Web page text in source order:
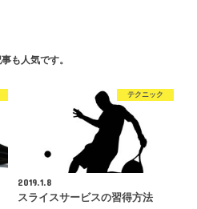
も人気です。
テクニック
2019.1.8
スライスサービスの習得方法